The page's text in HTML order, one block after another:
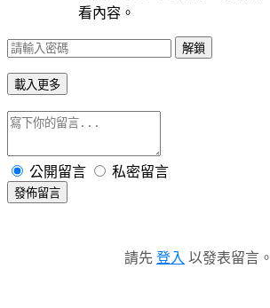
看內容。
解鎖
載入更多
公開留言 私密留言
發佈留言
請先 登入 以發表留言。